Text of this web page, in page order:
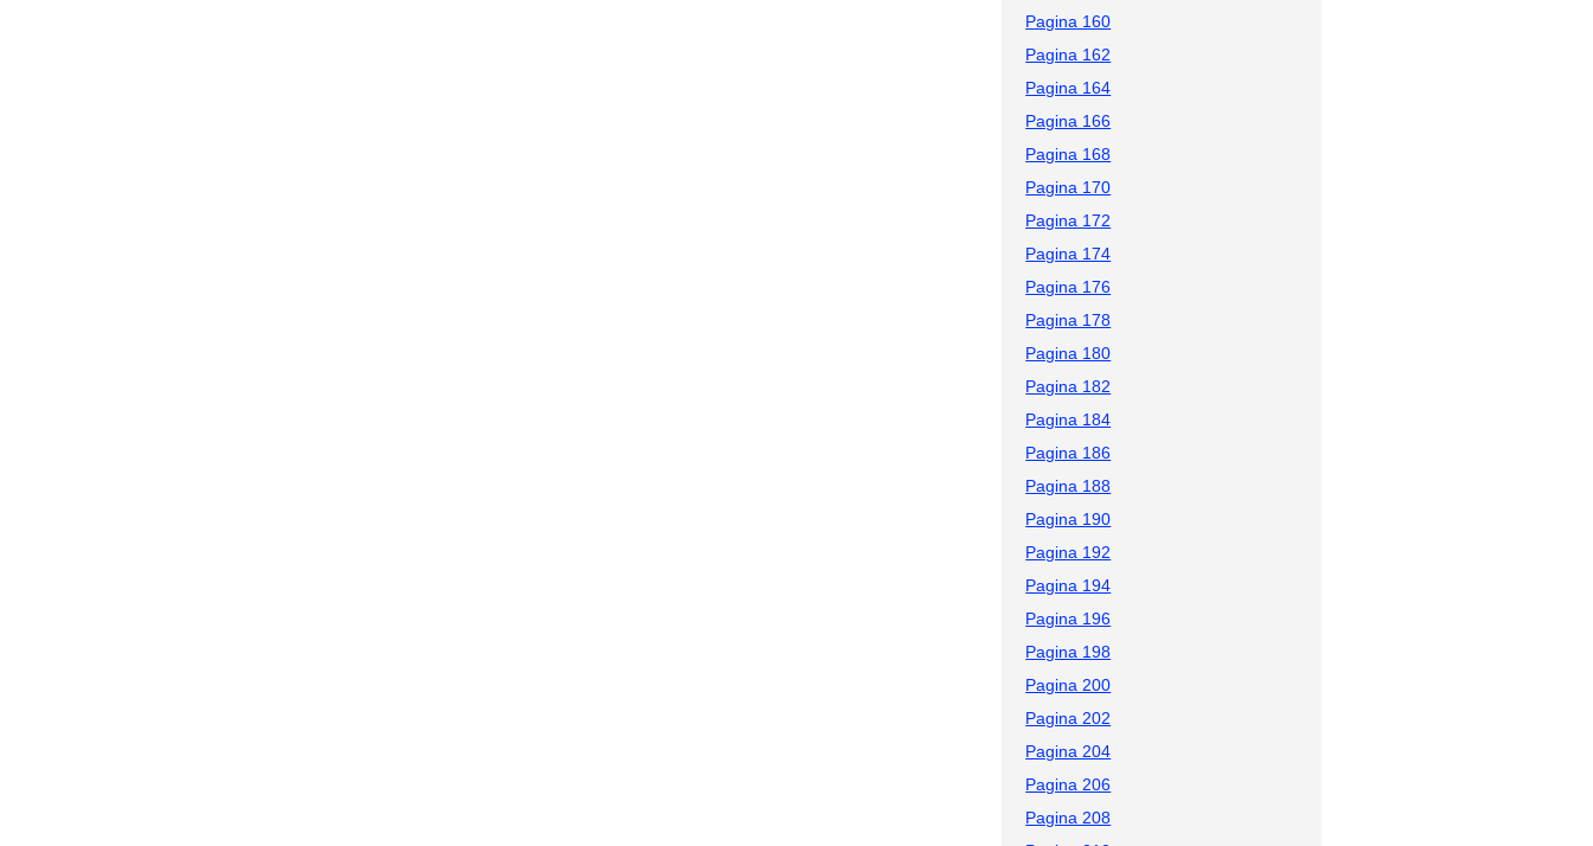
Pagina 160
Pagina 162
Pagina 164
Pagina 166
Pagina 168
Pagina 170
Pagina 172
Pagina 174
Pagina 176
Pagina 178
Pagina 180
Pagina 182
Pagina 184
Pagina 186
Pagina 188
Pagina 190
Pagina 192
Pagina 194
Pagina 196
Pagina 198
Pagina 200
Pagina 202
Pagina 204
Pagina 206
Pagina 208